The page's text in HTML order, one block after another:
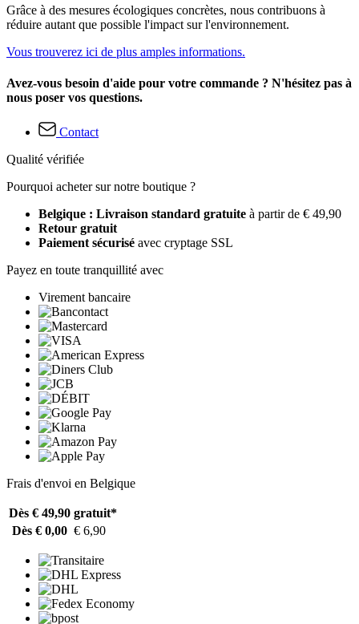
Grâce à des mesures écologiques concrètes, nous contribuons à
réduire autant que possible l'impact sur l'environnement.
Vous trouverez ici de plus amples informations.
Avez-vous besoin d'aide pour votre commande ? N'hésitez pas à
nous poser vos questions.
Contact
Qualité vérifiée
Pourquoi acheter sur notre boutique ?
Belgique : Livraison standard gratuite à partir de € 49,90
Retour gratuit
Paiement sécurisé avec cryptage SSL
Payez en toute tranquillité avec
Virement bancaire
Frais d'envoi en Belgique
Dès € 49,90 gratuit*
Dès € 0,00 € 6,90